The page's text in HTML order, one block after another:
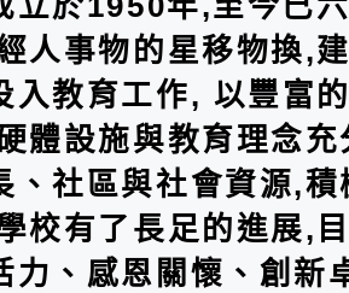
人事物的星移物換,
入教育工作, 以豐富
體設施與教育理念
、社區與社會資源,
校有了長足的進展,
力、感恩關懷、創新